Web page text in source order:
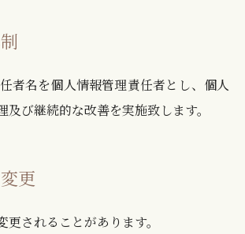
者名を個人情報管理責任者とし、個人
及び継続的な改善を実施致します。
更
されることがあります。